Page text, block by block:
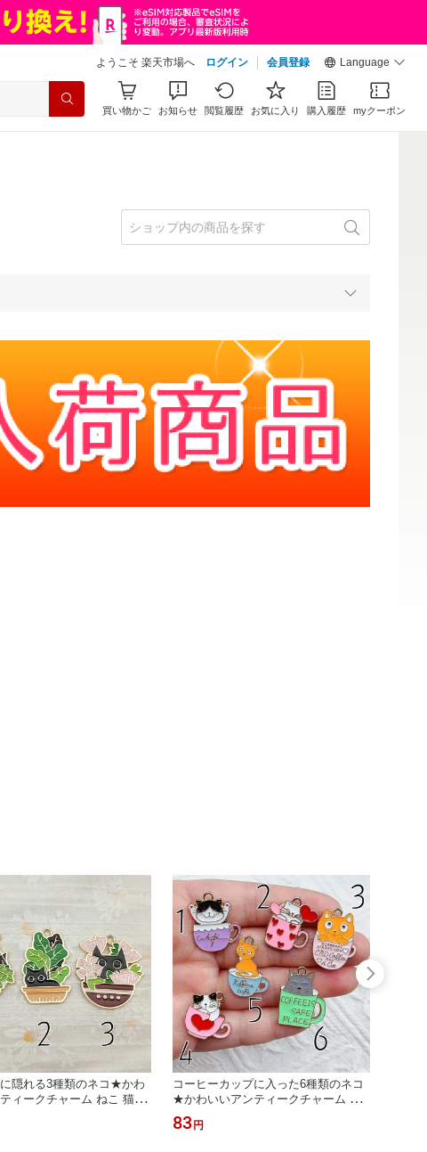
ようこそ 楽天市場へ ログイン 会員登録 Language
買い物かご お知らせ 閲覧履歴 お気に入り 購入履歴 myクーポン
隠れる3種類のネコ★かわ
ィークチャーム ねこ 猫 エ
コーヒーカップに入った6種類のネコ
★かわいいアンティークチャーム ね
こ 猫 エナメル
83 円